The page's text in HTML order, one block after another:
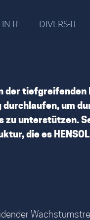
IN IT DIVERS-IT
der
durchlaufen, um
unterstützen.
die es